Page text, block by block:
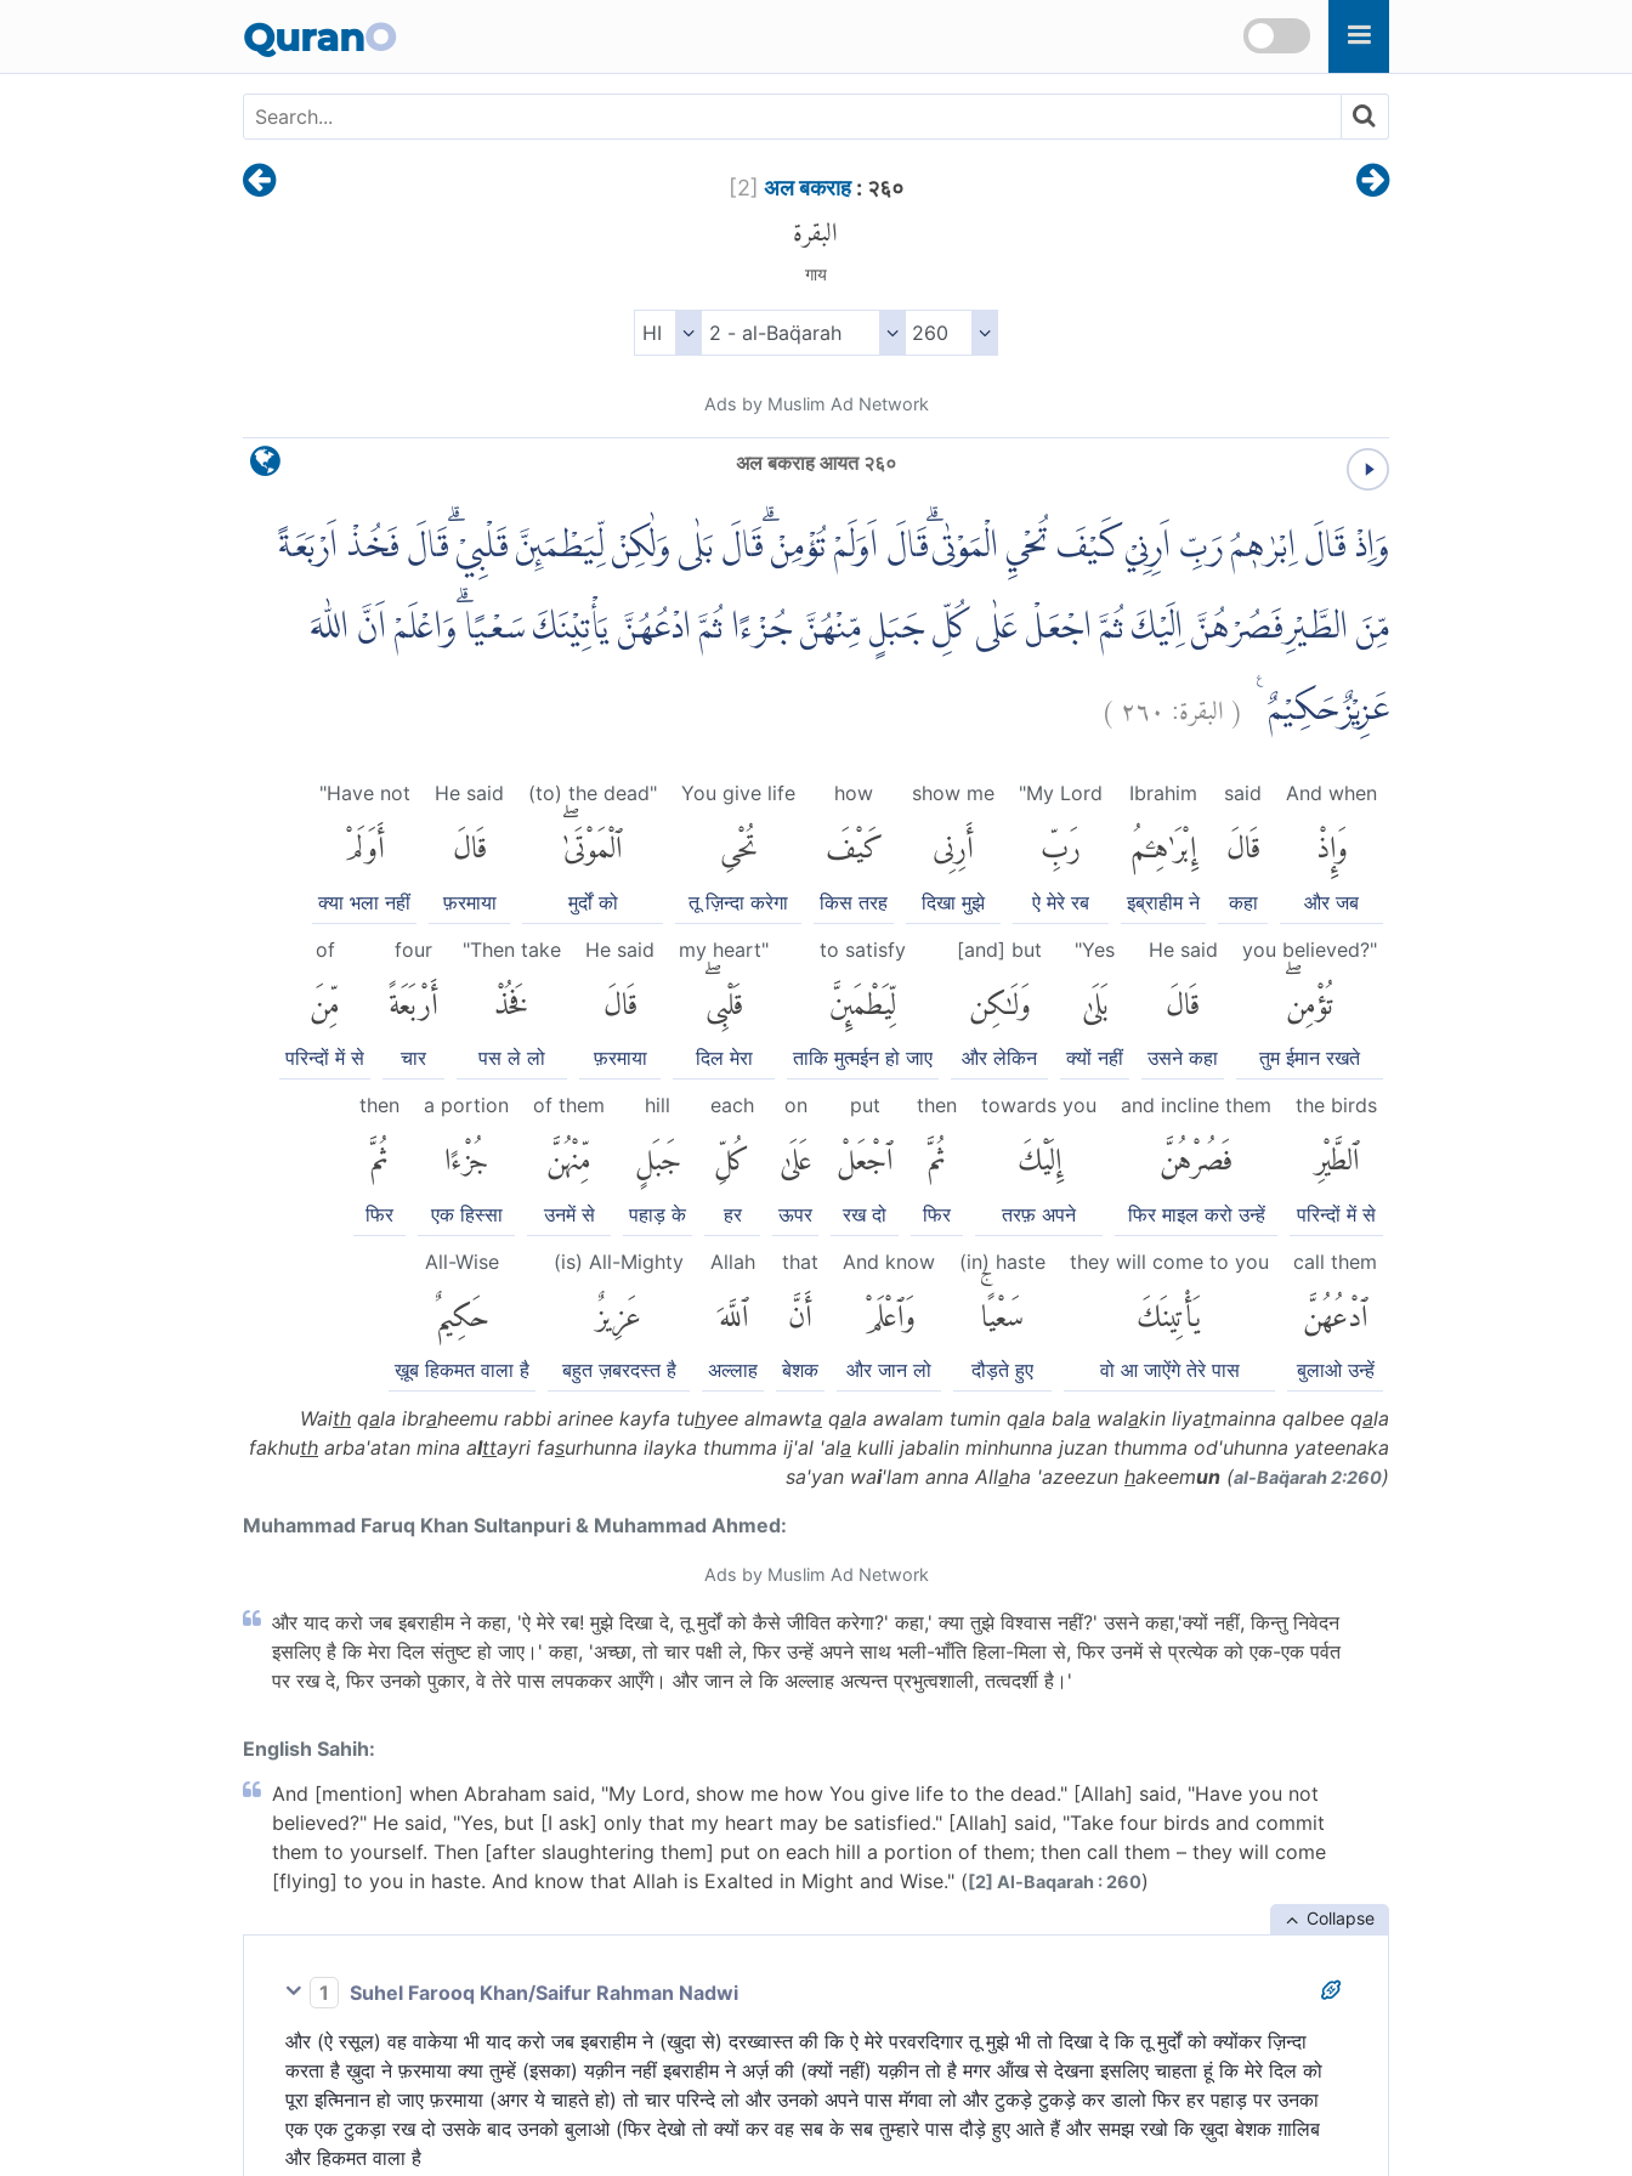
QuranO
[2] अल बकराह: २६०
البقرة
गाय
Ads by Muslim Ad Network
अल बकराह आयत २६०
وَاِذْ قَالَ اِبْرٰهٖمُ رَبِّ اَرِنِيْ كَيْفَ تُحْيِ الْمَوْتٰىۗ قَالَ اَوَلَمْ تُؤْمِنْ ۗقَالَ بَلٰى وَلٰكِنْ لِّيَطْمَىِٕنَّ قَلْبِيْ ۗقَالَ فَخُذْ اَرْبَعَةً
مِّنَ الطَّيْرِفَصُرْهُنَّ اِلَيْكَ ثُمَّ اجْعَلْ عَلٰى كُلِّ جَبَلٍ مِّنْهُنَّ جُزْءًا ثُمَّ ادْعُهُنَّ يَأْتِيْنَكَ سَعْيًا ۗوَاعْلَمْ اَنَّ اللّٰهَ
عَزِيْزٌحَكِيْمٌ ࣖ (البقرة: ٢٦٠)
And when
وَإِذْ
और जब
said
قَالَ
कहा
Ibrahim
إِبْرَٰهِۦمُ
इब्राहीम ने
"My Lord
رَبِّ
ऐ मेरे रब
show me
أَرِنِى
दिखा मुझे
how
كَيْفَ
किस तरह
You give life
تُحْىِ
तू ज़िन्दा करेगा
(to) the dead"
ٱلْمَوْتَىٰۖ
मुर्दों को
He said
قَالَ
फ़रमाया
"Have not
أَوَلَمْ
क्या भला नहीं
you believed?"
تُؤْمِنۖ
तुम ईमान रखते
He said
قَالَ
उसने कहा
"Yes
بَلَىٰ
क्यों नहीं
[and] but
وَلَٰكِن
और लेकिन
to satisfy
لِّيَطْمَئِنَّ
ताकि मुत्मईन हो जाए
my heart"
قَلْبِىۖ
दिल मेरा
He said
قَالَ
फ़रमाया
"Then take
فَخُذْ
पस ले लो
four
أَرْبَعَةً
चार
of
مِّنَ
परिन्दों में से
the birds
ٱلطَّيْرِ
परिन्दों में से
and incline them
فَصُرْهُنَّ
फिर माइल करो उन्हें
towards you
إِلَيْكَ
तरफ़ अपने
then
ثُمَّ
फिर
put
ٱجْعَلْ
रख दो
on
عَلَىٰ
ऊपर
each
كُلِّ
हर
hill
جَبَلٍ
पहाड़ के
of them
مِّنْهُنَّ
उनमें से
a portion
جُزْءًا
एक हिस्सा
then
ثُمَّ
फिर
call them
ٱدْعُهُنَّ
बुलाओ उन्हें
they will come to you
يَأْتِينَكَ
वो आ जाऐंगे तेरे पास
(in) haste
سَعْيًاۚ
दौड़ते हुए
And know
وَٱعْلَمْ
और जान लो
that
أَنَّ
बेशक
Allah
ٱللَّهَ
अल्लाह
(is) All-Mighty
عَزِيزٌ
बहुत ज़बरदस्त है
All-Wise
حَكِيمٌ
ख़ूब हिकमत वाला है
Waith qala ibraheemu rabbi arinee kayfa tuhyee almawta qala awalam tumin qala bala walakin liyatmainna qalbee qala
fakhuth arba'atan mina alttayri fasurhunna ilayka thumma ij'al 'ala kulli jabalin minhunna juzan thumma od'uhunna yateenaka
sa'yan wai'lam anna Allaha 'azeezun hakeemun (al-Baq̈arah 2:260)
Muhammad Faruq Khan Sultanpuri & Muhammad Ahmed:
Ads by Muslim Ad Network
और याद करो जब इबराहीम ने कहा, 'ऐ मेरे रब! मुझे दिखा दे, तू मुर्दों को कैसे जीवित करेगा?' कहा,' क्या तुझे विश्वास नहीं?' उसने कहा,'क्यों नहीं, किन्तु निवेदन
इसलिए है कि मेरा दिल संतुष्ट हो जाए।' कहा, 'अच्छा, तो चार पक्षी ले, फिर उन्हें अपने साथ भली-भाँति हिला-मिला से, फिर उनमें से प्रत्येक को एक-एक पर्वत
पर रख दे, फिर उनको पुकार, वे तेरे पास लपककर आएँगे। और जान ले कि अल्लाह अत्यन्त प्रभुत्वशाली, तत्वदर्शी है।'
English Sahih:
And [mention] when Abraham said, "My Lord, show me how You give life to the dead." [Allah] said, "Have you not
believed?" He said, "Yes, but [I ask] only that my heart may be satisfied." [Allah] said, "Take four birds and commit
them to yourself. Then [after slaughtering them] put on each hill a portion of them; then call them – they will come
[flying] to you in haste. And know that Allah is Exalted in Might and Wise." ([2] Al-Baqarah : 260)
Collapse
1
Suhel Farooq Khan/Saifur Rahman Nadwi
और (ऐ रसूल) वह वाकेया भी याद करो जब इबराहीम ने (खुदा से) दरख्वास्त की कि ऐ मेरे परवरदिगार तू मुझे भी तो दिखा दे कि तू मुर्दों को क्योंकर ज़िन्दा
करता है ख़ुदा ने फ़रमाया क्या तुम्हें (इसका) यक़ीन नहीं इबराहीम ने अर्ज़ की (क्यों नहीं) यक़ीन तो है मगर ऑंख से देखना इसलिए चाहता हूं कि मेरे दिल को
पूरा इत्मिनान हो जाए फ़रमाया (अगर ये चाहते हो) तो चार परिन्दे लो और उनको अपने पास मॅगवा लो और टुकड़े टुकड़े कर डालो फिर हर पहाड़ पर उनका
एक एक टुकड़ा रख दो उसके बाद उनको बुलाओ (फिर देखो तो क्यों कर वह सब के सब तुम्हारे पास दौड़े हुए आते हैं और समझ रखो कि ख़ुदा बेशक ग़ालिब
और हिकमत वाला है